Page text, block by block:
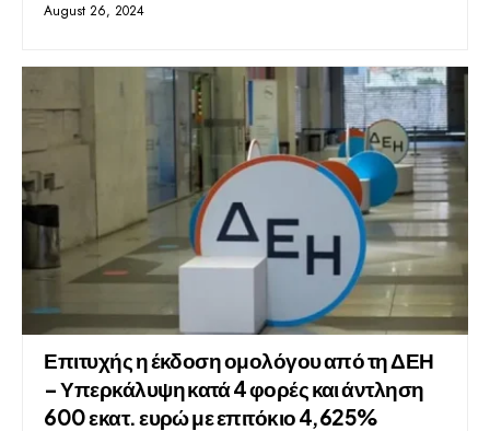
August 26, 2024
Επιτυχής η έκδοση ομολόγου από τη ΔΕΗ
– Υπερκάλυψη κατά 4 φορές και άντληση
600 εκατ. ευρώ με επιτόκιο 4,625%